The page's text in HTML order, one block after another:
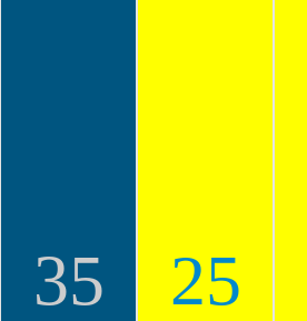
35 25